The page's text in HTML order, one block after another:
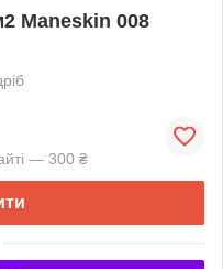
Maneskin 008
— 300 ₴